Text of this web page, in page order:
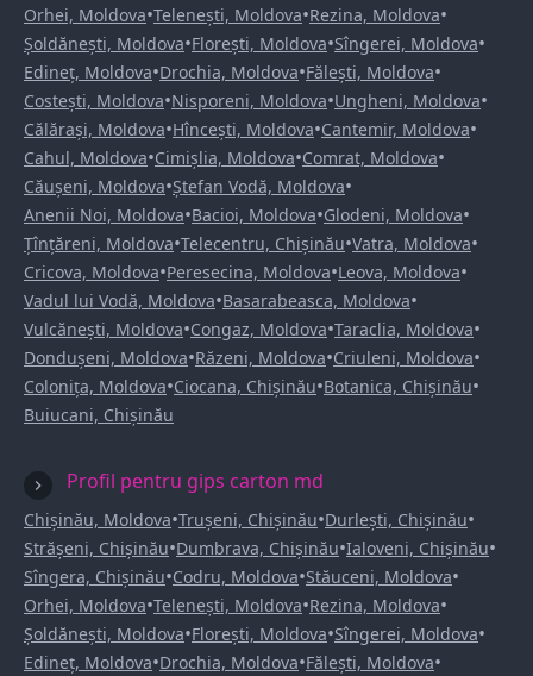
Orhei, Moldova•Telenești, Moldova•Rezina, Moldova•
Șoldănești, Moldova•Florești, Moldova•Sîngerei, Moldova•
Edineț, Moldova•Drochia, Moldova•Fălești, Moldova•
Costești, Moldova•Nisporeni, Moldova•Ungheni, Moldova•
Călărași, Moldova•Hîncești, Moldova•Cantemir, Moldova•
Cahul, Moldova•Cimișlia, Moldova•Comrat, Moldova•
Căușeni, Moldova•Ștefan Vodă, Moldova•
Anenii Noi, Moldova•Bacioi, Moldova•Glodeni, Moldova•
Țînțăreni, Moldova•Telecentru, Chișinău•Vatra, Moldova•
Cricova, Moldova•Peresecina, Moldova•Leova, Moldova•
Vadul lui Vodă, Moldova•Basarabeasca, Moldova•
Vulcănești, Moldova•Congaz, Moldova•Taraclia, Moldova•
Dondușeni, Moldova•Răzeni, Moldova•Criuleni, Moldova•
Colonița, Moldova•Ciocana, Chișinău•Botanica, Chișinău•
Buiucani, Chișinău
Profil pentru gips carton md
Chișinău, Moldova•Trușeni, Chișinău•Durlești, Chișinău•
Strășeni, Chișinău•Dumbrava, Chișinău•Ialoveni, Chișinău•
Sîngera, Chișinău•Codru, Moldova•Stăuceni, Moldova•
Orhei, Moldova•Telenești, Moldova•Rezina, Moldova•
Șoldănești, Moldova•Florești, Moldova•Sîngerei, Moldova•
Edineț, Moldova•Drochia, Moldova•Fălești, Moldova•